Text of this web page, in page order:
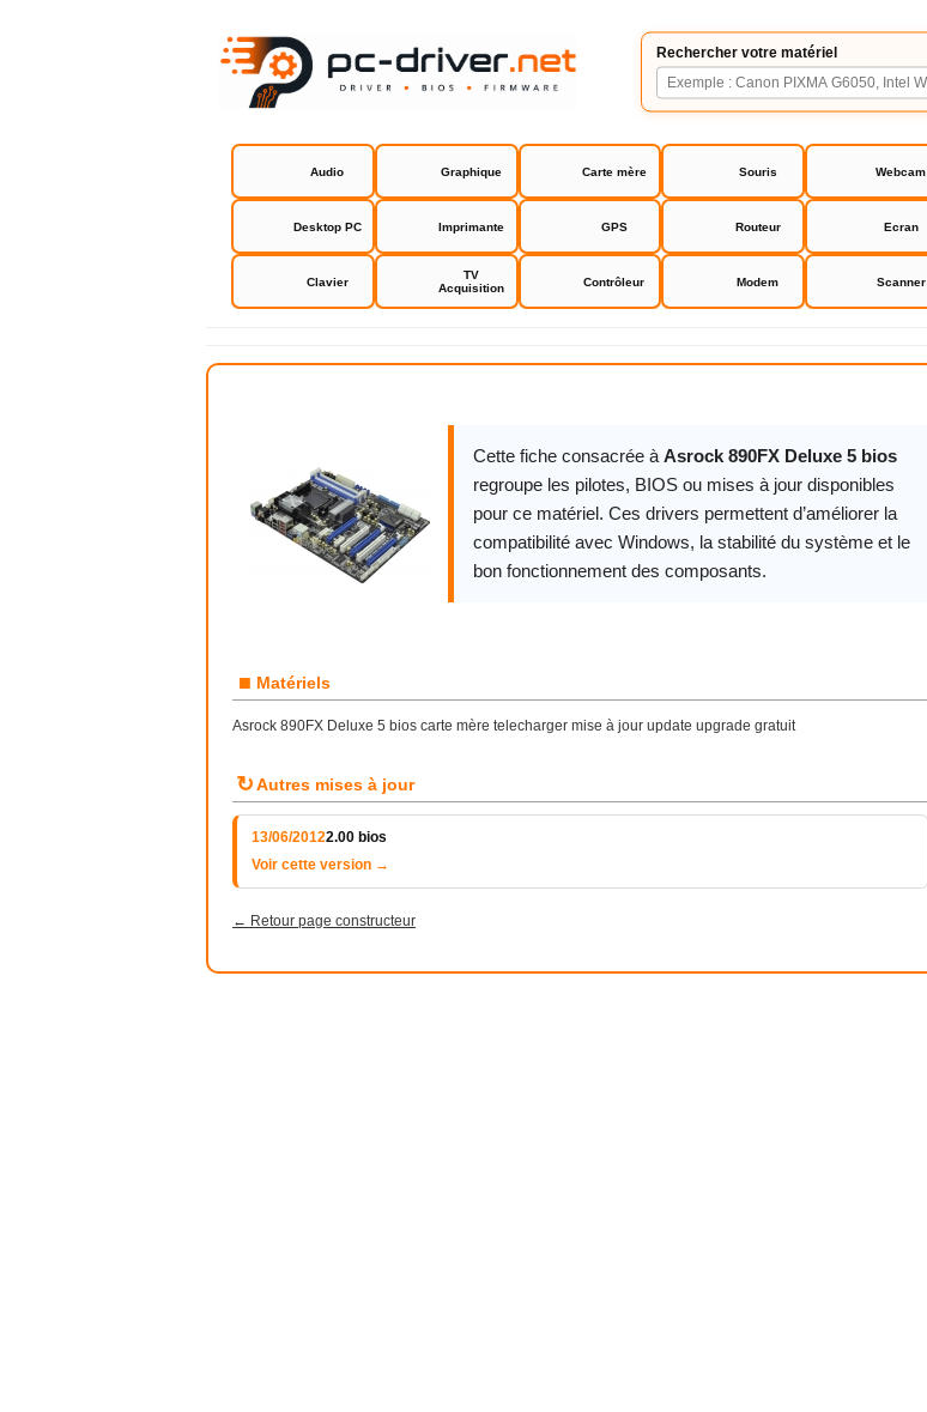
Rechercher votre matériel
Audio Graphique Carte mère Souris Webcam
Desktop PC Imprimante GPS Routeur Ecran
Clavier
TV
Acquisition
Contrôleur Modem Scanner
Asrock 890FX Deluxe 5 bios
Cette fiche consacrée à Asrock 890FX Deluxe 5 bios
regroupe les pilotes, BIOS ou mises à jour disponibles
pour ce matériel. Ces drivers permettent d’améliorer la
compatibilité avec Windows, la stabilité du système et le
bon fonctionnement des composants.
■ Matériels
Asrock 890FX Deluxe 5 bios carte mère telecharger mise à jour update upgrade gratuit
↻Autres mises à jour
13/06/20122.00 bios
Voir cette version →
← Retour page constructeur